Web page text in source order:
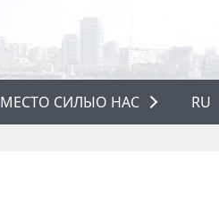
МЕСТО СИЛЫО НАС
О НАС
RU